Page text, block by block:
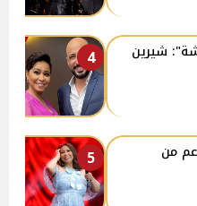
4
شيرين
5
من